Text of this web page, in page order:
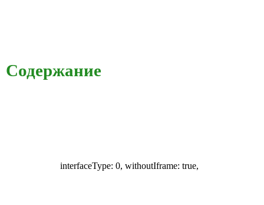
Содержание
interfaceType: 0, withoutIframe: true,